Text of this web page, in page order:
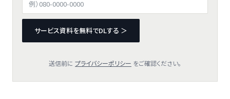
サービス資料を無料でDLする ＞
送信前に プライバシーポリシー をご確認ください。